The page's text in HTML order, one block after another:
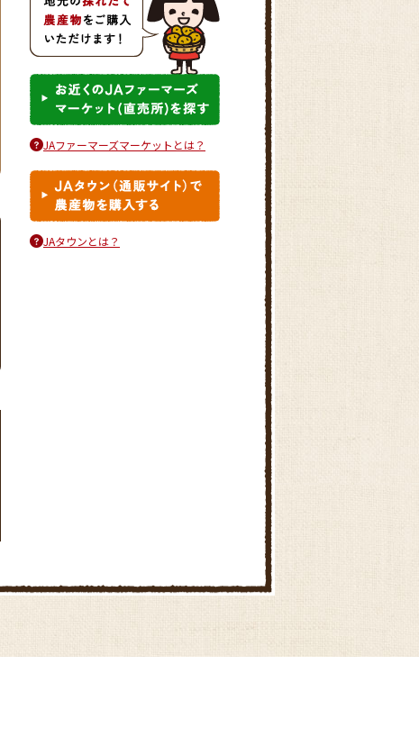
きゅうりの冷や汁ごはん
きゃべつとひき肉の重ね煮
JAファーマーズマーケットとは？
JAタウンとは？